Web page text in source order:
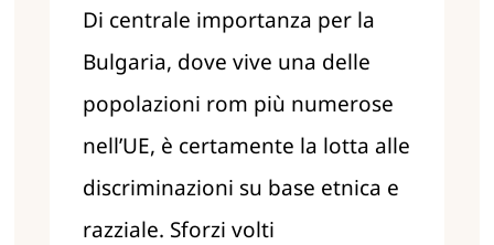
Di centrale importanza per la
Bulgaria, dove vive una delle
popolazioni rom più numerose
nell’UE, è certamente la lotta alle
discriminazioni su base etnica e
razziale. Sforzi volti